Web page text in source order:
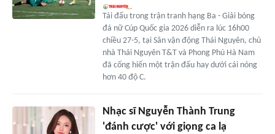
Tái đấu trong trận tranh hạng Ba - Giải bóng
đá nữ Cúp Quốc gia 2026 diễn ra lúc 16h00
chiều 27-5, tại Sân vận động Thái Nguyên, chủ
nhà Thái Nguyên T&T và Phong Phú Hà Nam
đã cống hiến một trận đấu hay dưới cái nóng
hơn 40 độ C.
Nhạc sĩ Nguyễn Thành Trung
'đánh cược' với giọng ca lạ